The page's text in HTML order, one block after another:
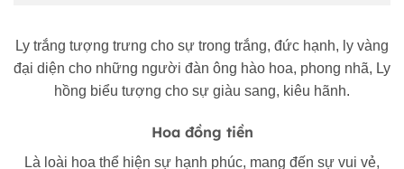
Ly trắng tượng trưng cho sự trong trắng, đức hạnh, ly vàng
đại diện cho những người đàn ông hào hoa, phong nhã, Ly
hồng biểu tượng cho sự giàu sang, kiêu hãnh.
Hoa đồng tiền
Là loài hoa thể hiện sự hạnh phúc, mang đến sự vui vẻ,